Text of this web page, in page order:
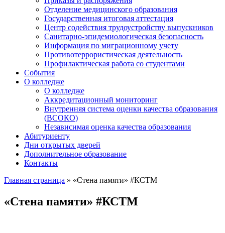
Отделение медицинского образования
Государственная итоговая аттестация
Центр содействия трудоустройству выпускников
Санитарно-эпидемиологическая безопасность
Информация по миграционному учету
Противотеррористическая деятельность
Профилактическая работа со студентами
События
О колледже
О колледже
Аккредитационный мониторинг
Внутренняя система оценки качества образования
(ВСОКО)
Независимая оценка качества образования
Абитуриенту
Дни открытых дверей
Дополнительное образование
Контакты
Главная страница » «Стена памяти» #КСТМ
«Стена памяти» #КСТМ